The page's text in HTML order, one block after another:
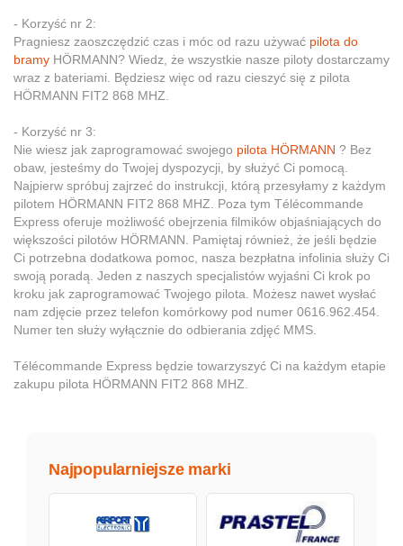
- Korzyść nr 2:
Pragniesz zaoszczędzić czas i móc od razu używać pilota do
bramy HÖRMANN? Wiedz, że wszystkie nasze piloty dostarczamy
wraz z bateriami. Będziesz więc od razu cieszyć się z pilota
HÖRMANN FIT2 868 MHZ.
- Korzyść nr 3:
Nie wiesz jak zaprogramować swojego pilota HÖRMANN ? Bez
obaw, jesteśmy do Twojej dyspozycji, by służyć Ci pomocą.
Najpierw spróbuj zajrzeć do instrukcji, którą przesyłamy z każdym
pilotem HÖRMANN FIT2 868 MHZ. Poza tym Télécommande
Express oferuje możliwość obejrzenia filmików objaśniających do
większości pilotów HÖRMANN. Pamiętaj również, że jeśli będzie
Ci potrzebna dodatkowa pomoc, nasza bezpłatna infolinia służy Ci
swoją poradą. Jeden z naszych specjalistów wyjaśni Ci krok po
kroku jak zaprogramować Twojego pilota. Możesz nawet wysłać
nam zdjęcie przez telefon komórkowy pod numer 0616.962.454.
Numer ten służy wyłącznie do odbierania zdjęć MMS.
Télécommande Express będzie towarzyszyć Ci na każdym etapie
zakupu pilota HÖRMANN FIT2 868 MHZ.
Najpopularniejsze marki